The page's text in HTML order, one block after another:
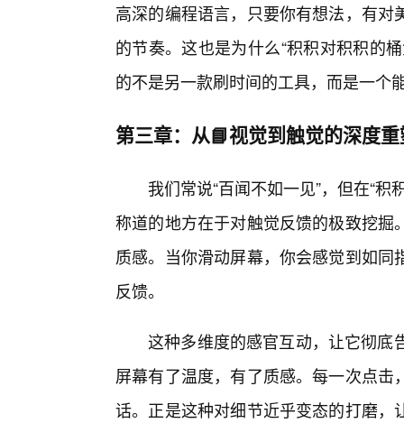
高深的编程语言，只要你有想法，有
的节奏。这也是为什么“积积对积积的
的不是另一款刷时间的工具，而是一个
第三章：从📘视觉到触觉的深度
我们常说“百闻不如一见”，但在“
称道的地方在于对触觉反馈的极致挖
质感。当你滑动屏幕，你会感觉到如
反馈。
这种多维度的感官互动，让它彻底
屏幕有了温度，有了质感。每一次点
话。正是这种对细节近乎变态的打磨